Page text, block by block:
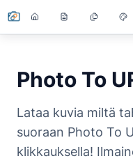
Photo To
Lataa kuvia miltä
suoraan Photo To
klikkauksella!